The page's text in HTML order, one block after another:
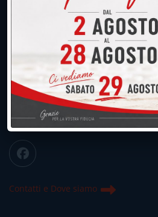
UNICA SEDE: CALCO (Lecco)
039.677.2778
039.677.2778
info@peregoarredamenti.it
ORARI: 09.00/12.00 - 15.00/19.15
Chiuso domenica e lunedì mattina
Contatti e Dove siamo